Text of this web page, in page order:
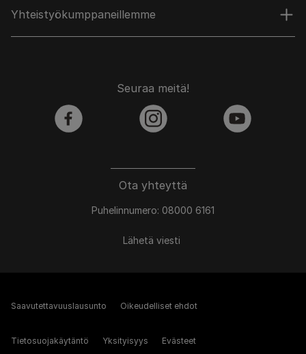
Yhteistyökumppaneillemme
Ota yhteyttä
Puhelinnumero: 08000 6161
Lähetä viesti
Seuraa meitä!
facebook instagram youtube
Saavutettavuuslausunto Oikeudelliset ehdot
Tietosuojakäytäntö Yksityisyys Evästeet